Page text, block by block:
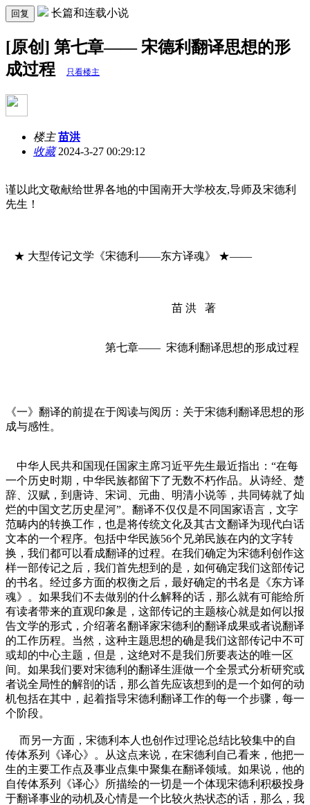
回复 长篇和连载小说
[原创] 第七章—— 宋德利翻译思想的形
成过程
只看楼主
楼主 苗洪
收藏2024-3-27 00:29:12
谨以此文敬献给世界各地的中国南开大学校友,导师及宋德利
先生！
★ 大型传记文学《宋德利——东方译魂》 ★——
苗 洪 著
第七章—— 宋德利翻译思想的形成过程
《一》翻译的前提在于阅读与阅历：关于宋德利翻译思想的形
成与感性。
中华人民共和国现任国家主席习近平先生最近指出：“在每
一个历史时期，中华民族都留下了无数不朽作品。从诗经、楚
辞、汉赋，到唐诗、宋词、元曲、明清小说等，共同铸就了灿
烂的中国文艺历史星河”。翻译不仅仅是不同国家语言，文字
范畴内的转换工作，也是将传统文化及其古文翻译为现代白话
文本的一个程序。包括中华民族56个兄弟民族在内的文字转
换，我们都可以看成翻译的过程。在我们确定为宋德利创作这
样一部传记之后，我们首先想到的是，如何确定我们这部传记
的书名。经过多方面的权衡之后，最好确定的书名是《东方译
魂》。如果我们不去做别的什么解释的话，那么就有可能给所
有读者带来的直观印象是，这部传记的主题核心就是如何以报
告文学的形式，介绍著名翻译家宋德利的翻译成果或者说翻译
的工作历程。当然，这种主题思想的确是我们这部传记中不可
或却的中心主题，但是，这绝对不是我们所要表达的唯一区
间。如果我们要对宋德利的翻译生涯做一个全景式分析研究或
者说全局性的解剖的话，那么首先应该想到的是一个如何的动
机包括在其中，起着指导宋德利翻译工作的每一个步骤，每一
个阶段。
而另一方面，宋德利本人也创作过理论总结比较集中的自
传体系列《译心》。从这点来说，在宋德利自己看来，他把一
生的主要工作点及事业点集中聚集在翻译领域。如果说，他的
自传体系列《译心》所描绘的一切是一个体现宋德利积极投身
于翻译事业的动机及心情是一个比较火热状态的话，那么，我